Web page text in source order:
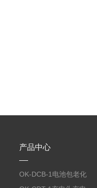
产品中心
OK-DCB-1电池包老化